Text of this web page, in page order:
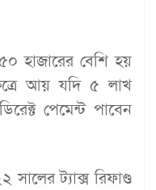
হাজারের বেশি হয়
আয় যদি ৫ লাখ
পেমেন্ট পাবেন
ট্যাক্স রিফাণ্ড